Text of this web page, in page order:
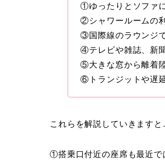
①ゆったりとソファ
②シャワールームの
③国際線のラウンジ
④テレビや雑誌、新
⑤大きな窓から離着
⑥トランジットや遅
これらを解説していきます
①搭乗口付近の座席も最近で